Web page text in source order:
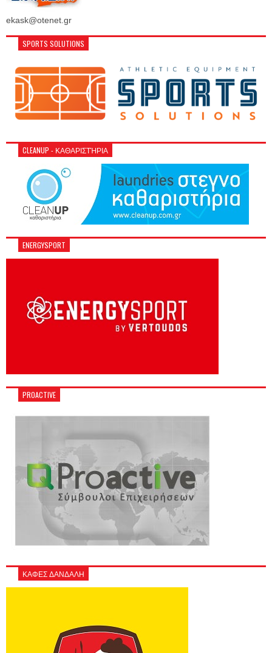
ekask@otenet.gr
SPORTS SOLUTIONS
CLEANUP - ΚΑΘΑΡΙΣΤΉΡΙΑ
ENERGYSPORT
PROACTIVE
ΚΑΦΕΣ ΔΑΝΔΑΛΗ